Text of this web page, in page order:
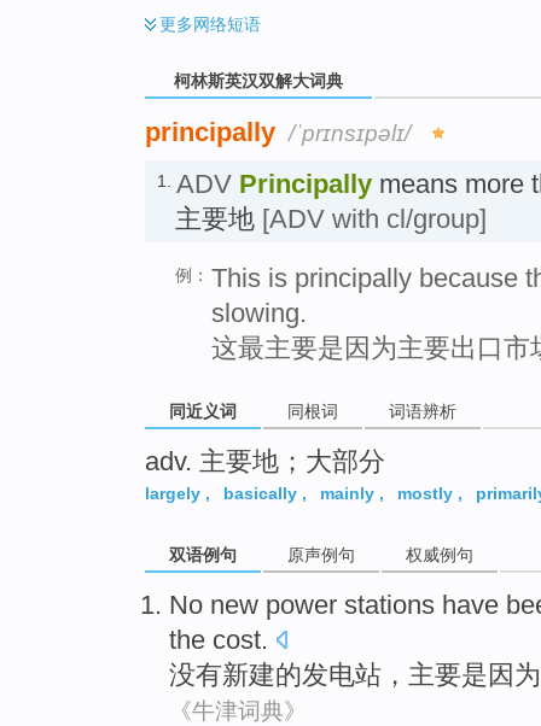
更多网络短语
柯林斯英汉双解大词典
principally /ˈprɪnsɪpəlɪ/
1. ADV Principally means more
主要地 [ADV with cl/group]
例： This is principally because
slowing.
这最主要是因为主要出口市
同近义词 同根词 词语辨析
adv. 主要地；大部分
largely , basically , mainly , mostly ,
双语例句 原声例句 权威例句
No new power stations have
the cost.
没有新建的发电站， 主要是因为
《牛津词典》